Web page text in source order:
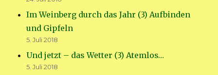
Im Weinberg durch das Jahr (3) Aufbinden
und Gipfeln
5. Juli 2018
Und jetzt – das Wetter (3) Atemlos…
5. Juli 2018